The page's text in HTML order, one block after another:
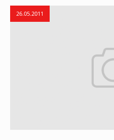
26.05.2011